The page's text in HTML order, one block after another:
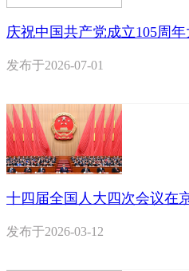
庆祝中国共产党成立105周
发布于2026-07-01
十四届全国人大四次会议在
发布于2026-03-12